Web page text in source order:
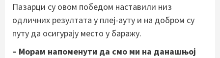
Пазарци су овом победом наставили низ
одличних резултата у плеј-ауту и на добром су
путу да осигурају место у баражу.
– Морам напоменути да смо ми на данашњој